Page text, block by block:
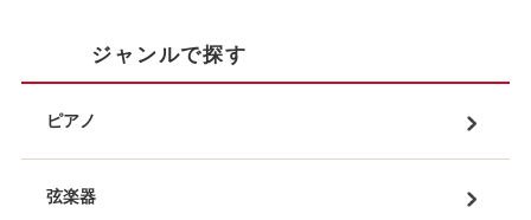
ジャンルで探す
ピアノ
弦楽器